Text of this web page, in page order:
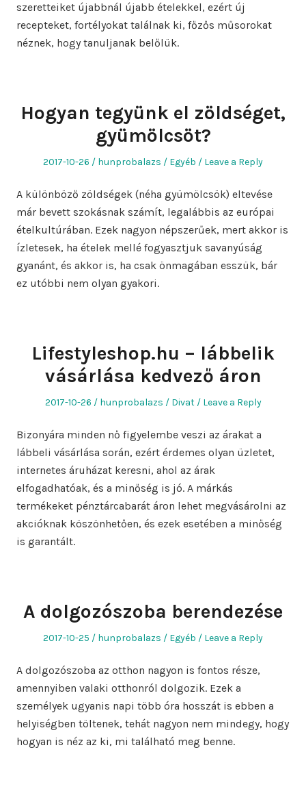
szeretteiket újabbnál újabb ételekkel, ezért új
recepteket, fortélyokat találnak ki, főzős műsorokat
néznek, hogy tanuljanak belőlük.
Hogyan tegyünk el zöldséget,
gyümölcsöt?
Posted
2017-10-26 Author
hunprobalazs
Posted
Egyéb Leave a Reply
A különböző zöldségek (néha gyümölcsök) eltevése
már bevett szokásnak számít, legalábbis az európai
ételkultúrában. Ezek nagyon népszerűek, mert akkor is
ízletesek, ha ételek mellé fogyasztjuk savanyúság
gyanánt, és akkor is, ha csak önmagában esszük, bár
ez utóbbi nem olyan gyakori.
Lifestyleshop.hu – lábbelik
vásárlása kedvező áron
Posted
2017-10-26 Author
hunprobalazs
Posted
Divat Leave a Reply
Bizonyára minden nő figyelembe veszi az árakat a
lábbeli vásárlása során, ezért érdemes olyan üzletet,
internetes áruházat keresni, ahol az árak
elfogadhatóak, és a minőség is jó. A márkás
termékeket pénztárcabarát áron lehet megvásárolni az
akcióknak köszönhetően, és ezek esetében a minőség
is garantált.
A dolgozószoba berendezése
Posted
2017-10-25 Author
hunprobalazs
Posted
Egyéb Leave a Reply
A dolgozószoba az otthon nagyon is fontos része,
amennyiben valaki otthonról dolgozik. Ezek a
személyek ugyanis napi több óra hosszát is ebben a
helyiségben töltenek, tehát nagyon nem mindegy, hogy
hogyan is néz az ki, mi található meg benne.